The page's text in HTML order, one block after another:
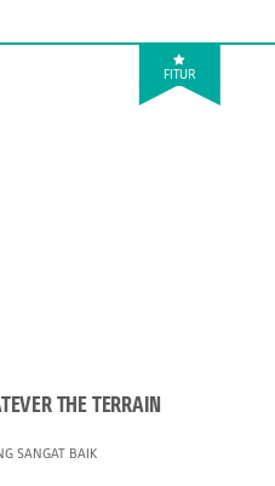
FITUR
THE TERRAIN
SANGAT BAIK